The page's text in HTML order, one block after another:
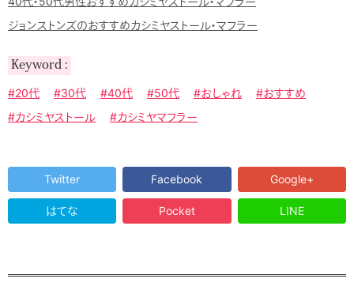
ジョンストンズのおすすめカシミヤストール・マフラー
Keyword
#20代 #30代 #40代 #50代 #おしゃれ
#おすすめ
#カシミヤストール
#カシミヤマフラー
Twitter Facebook Google+
はてな Pocket LINE